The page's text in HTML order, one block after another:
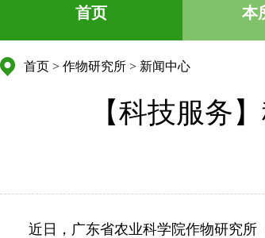
首页 本
首页 > 作物研究所 > 新闻中心
【科技服务
近日，广东省农业科学院作物研究所